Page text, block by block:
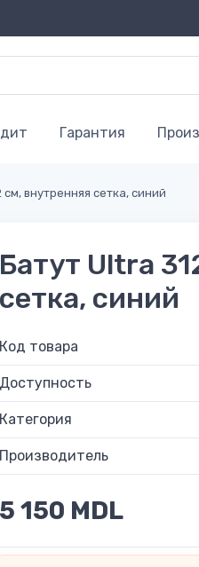
Гарантия
см, внутренняя сетка, синий
Батут Ultra
сетка, синий
Код товара
Доступность
Категория
Производитель
5 150 MDL